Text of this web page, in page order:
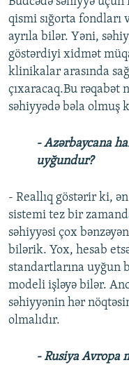
qismi sığorta fondları
ayrıla bilər. Yəni,
göstərdiyi xidmət
klinikalar arasında
çıxaracaq.Bu rəqabət
səhiyyədə bəla olmuş
- Azərbaycana
uyğundur?
- Reallıq göstərir ki,
sistemi tez bir
səhiyyəsi çox
bilərik. Yox, hesab
standartlarına uyğun
modeli işləyə bilər.
səhiyyənin hər
olmalıdır.
- Rusiya Avropa